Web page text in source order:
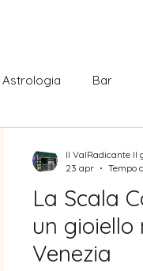
Astrologia Bar
Dante Alighieri
La Scala
un gioiello
Venezia
Il ValRadicante Il
23 apr
Tempo